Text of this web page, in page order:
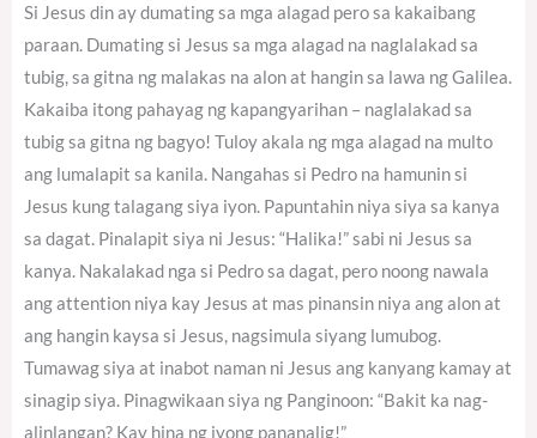
Si Jesus din ay dumating sa mga alagad pero sa kakaibang
paraan. Dumating si Jesus sa mga alagad na naglalakad sa
tubig, sa gitna ng malakas na alon at hangin sa lawa ng Galilea.
Kakaiba itong pahayag ng kapangyarihan – naglalakad sa
tubig sa gitna ng bagyo! Tuloy akala ng mga alagad na multo
ang lumalapit sa kanila. Nangahas si Pedro na hamunin si
Jesus kung talagang siya iyon. Papuntahin niya siya sa kanya
sa dagat. Pinalapit siya ni Jesus: “Halika!” sabi ni Jesus sa
kanya. Nakalakad nga si Pedro sa dagat, pero noong nawala
ang attention niya kay Jesus at mas pinansin niya ang alon at
ang hangin kaysa si Jesus, nagsimula siyang lumubog.
Tumawag siya at inabot naman ni Jesus ang kanyang kamay at
sinagip siya. Pinagwikaan siya ng Panginoon: “Bakit ka nag-
alinlangan? Kay hina ng iyong pananalig!”